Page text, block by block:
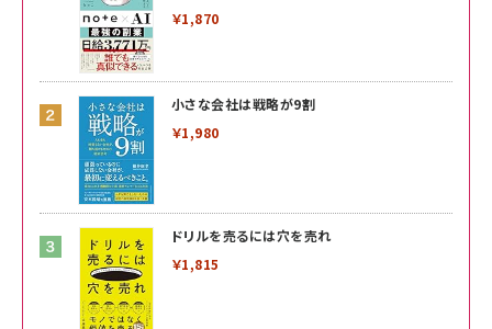
￥1,870
小さな会社は戦略が9割
￥1,980
ドリルを売るには穴を売れ
￥1,815